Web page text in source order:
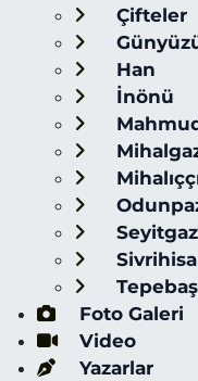
Çifteler
Han
İnönü
Foto Galeri
Video
Yazarlar